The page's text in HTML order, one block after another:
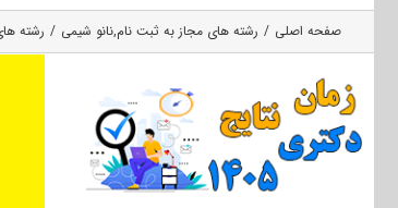
صفحه اصلی رشته های مجاز به ثبت نام,نانو شیمی رشته